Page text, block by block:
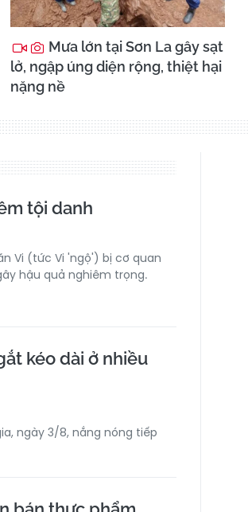
Mưa lớn tại Sơn La gây sạt
lở, ngập úng diện rộng, thiệt hại
nặng nề
tội danh
Vi (tức Vi 'ngộ') bị cơ quan
hậu quả nghiêm trọng.
kéo dài ở nhiều
ngày 3/8, nắng nóng tiếp